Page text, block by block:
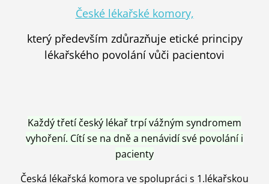
České lékařské komory,
který především zdůrazňuje etické principy
lékařského povolání vůči pacientovi
Každý třetí český lékař trpí vážným syndromem
vyhoření. Cítí se na dně a nenávidí své povolání i
pacienty
Česká lékařská komora ve spolupráci s 1.lékařskou